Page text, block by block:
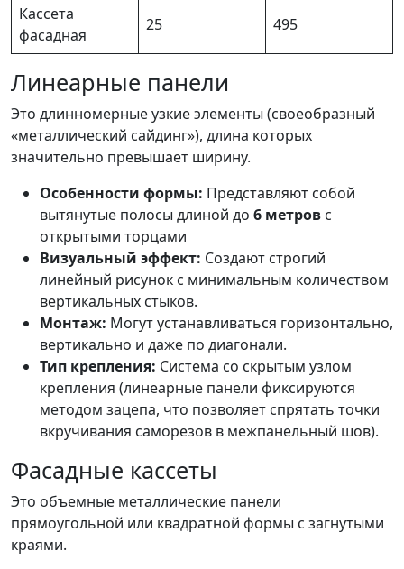
Кассета
фасадная
25 495
Линеарные панели
Это длинномерные узкие элементы (своеобразный
«металлический сайдинг»), длина которых
значительно превышает ширину.
Особенности формы: Представляют собой
вытянутые полосы длиной до 6 метров с
открытыми торцами
Визуальный эффект: Создают строгий
линейный рисунок с минимальным количеством
вертикальных стыков.
Монтаж: Могут устанавливаться горизонтально,
вертикально и даже по диагонали.
Тип крепления: Система со скрытым узлом
крепления (линеарные панели фиксируются
методом зацепа, что позволяет спрятать точки
вкручивания саморезов в межпанельный шов).
Фасадные кассеты
Это объемные металлические панели
прямоугольной или квадратной формы с загнутыми
краями.